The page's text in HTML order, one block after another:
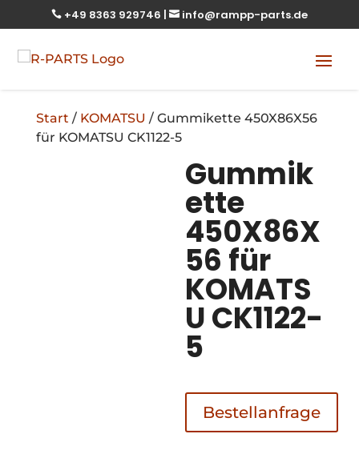
 +49 8363 929746 |  info@rampp-parts.de
Start / KOMATSU / Gummikette 450X86X56
für KOMATSU CK1122-5
Gummik
ette
450X86X
56 für
KOMATS
U CK1122-
5
Bestellanfrage